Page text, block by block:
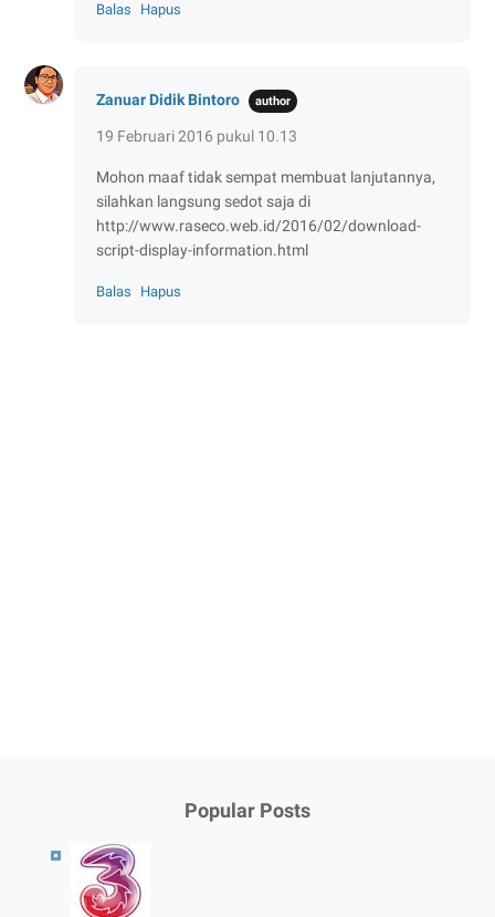
Balas Hapus
Zanuar Didik Bintoro
19 Februari 2016 pukul 10.13
Mohon maaf tidak sempat membuat lanjutannya,
silahkan langsung sedot saja di
http://www.raseco.web.id/2016/02/download-
script-display-information.html
Balas Hapus
Popular Posts